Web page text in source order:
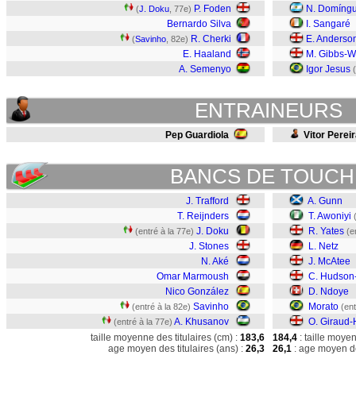
(J. Doku , 77e) P. Foden
Bernardo Silva
(Savinho , 82e) R. Cherki
E. Haaland
A. Semenyo
N.
I. Sangaré
E.
M. Gibbs-
Igor Jesus (
ENTRAINEURS
Pep Guardiola Vitor
BANCS DE
J. Trafford
T. Reijnders
(entré à la 77e) J. Doku
J. Stones
N. Aké
Omar Marmoush
Nico González
(entré à la 82e) Savinho
(entré à la 77e) A. Khusanov
A. Gunn
T. Awoniyi
R. Yates
L. Netz
J. McAtee
C.
D. Ndoye
Morato
O.
taille moyenne des titulaires (cm) : 183,6
age moyen des titulaires (ans) : 26,3
184,4 : taille
26,1 : age moyen